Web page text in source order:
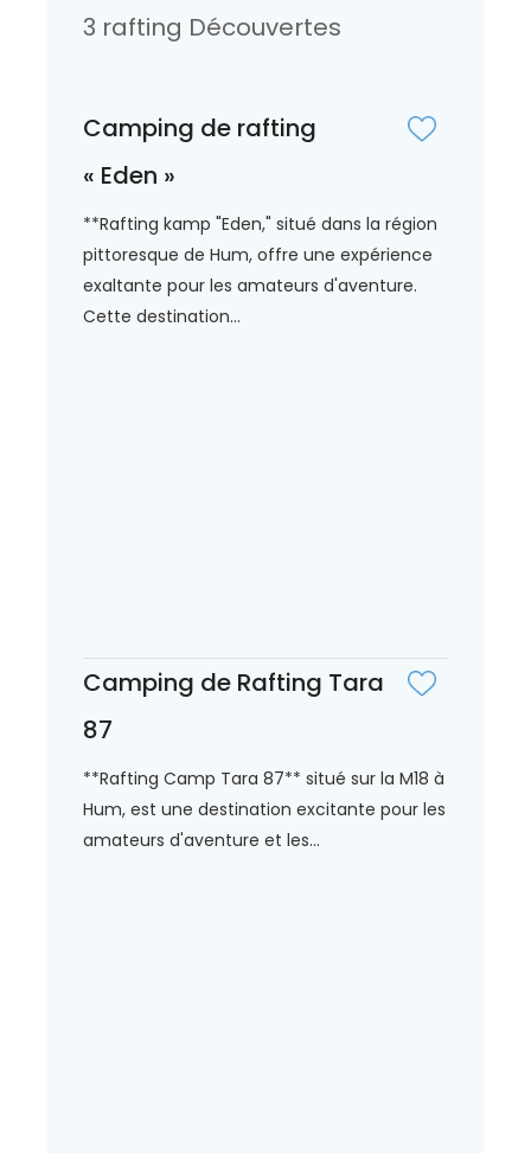
3 rafting Découvertes
Camping de rafting
« Eden »
**Rafting kamp "Eden," situé dans la région
pittoresque de Hum, offre une expérience
exaltante pour les amateurs d'aventure.
Cette destination...
Camping de Rafting Tara
87
**Rafting Camp Tara 87** situé sur la M18 à
Hum, est une destination excitante pour les
amateurs d'aventure et les...